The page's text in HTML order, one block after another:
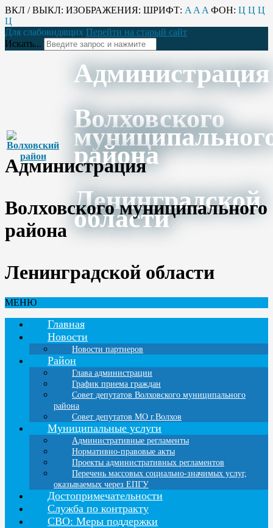
ВКЛ / ВЫКЛ: ИЗОБРАЖЕНИЯ: ШРИФТ: A A A ФОН: Ц Ц Ц
Ц
Для слабовидящих Перейти на старый сайт
Искать...
Администрация
Волховского
района
Ленинградской
области
Администрация
Волховского муниципального
района
Ленинградской области
МЕНЮ
Главная
Новости
Новости партнеров
Район
Глава администрации
График приема граждан
Совет депутатов Волховского муниципального
района
Совет депутатов МО г.Волхов
Муниципальные услуги
Административные регламенты
Нормативно-правовые акты
Проекты административных регламентов
Перечень массовых социально-значимых услуг,
оказываемых через ЕПГУ
Достопримечательности
Служба по контракту
СВО: Меры поддержки